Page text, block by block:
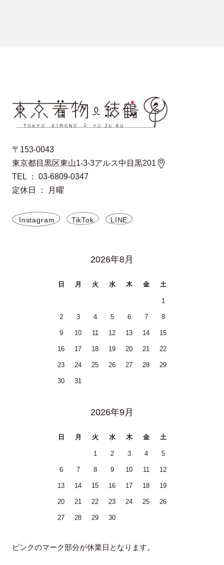
〒153-0043
東京都目黒区東山1-3-3アルス中目黒201
TEL ： 03-6809-0347
定休日 ： 月曜
Instagram TikTok LINE
2026年8月
日 月 火 水 木 金 土
1
2 3 4 5 6 7 8
9 10 11 12 13 14 15
16 17 18 19 20 21 22
23 24 25 26 27 28 29
30 31
2026年9月
日 月 火 水 木 金 土
1 2 3 4 5
6 7 8 9 10 11 12
13 14 15 16 17 18 19
20 21 22 23 24 25 26
27 28 29 30
ピンクのマーク部分が休業日となります。